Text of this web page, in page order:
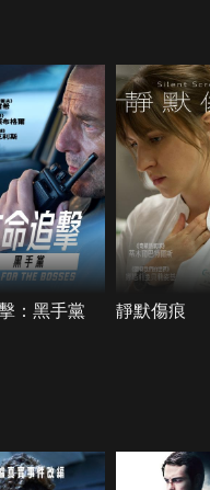
：黑手黨 靜默傷痕